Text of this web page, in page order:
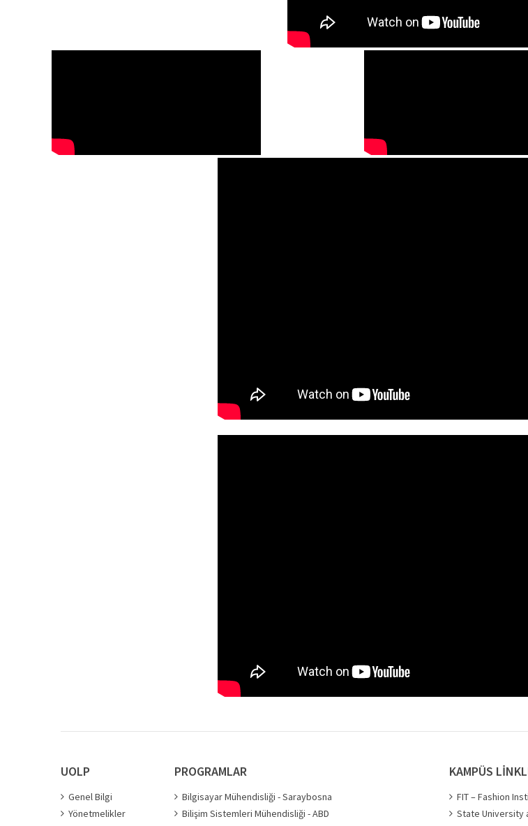
UOLP
Genel Bilgi
Yönetmelikler
PROGRAMLAR
Bilgisayar Mühendisliği - Saraybosna
Bilişim Sistemleri Mühendisliği - ABD
KAMPÜS
FIT – Fashion
State University